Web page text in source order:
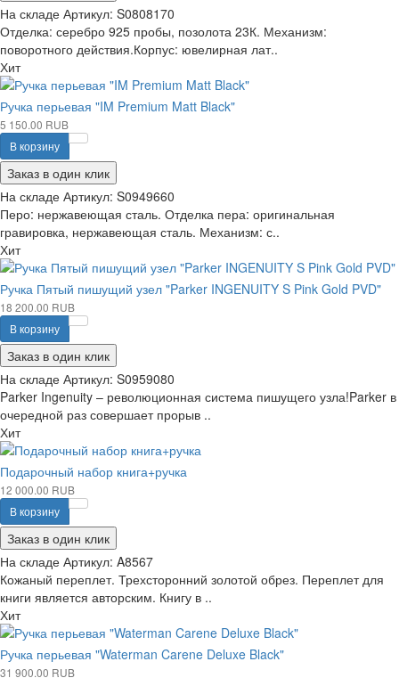
На складе Артикул: S0808170
Отделка: серебро 925 пробы, позолота 23К. Механизм:
поворотного действия.Корпус: ювелирная лат..
Хит
Ручка перьевая "IM Premium Matt Black"
5 150.00 RUB
В корзину
Заказ в один клик
На складе Артикул: S0949660
Перо: нержавеющая сталь. Отделка пера: оригинальная
гравировка, нержавеющая сталь. Механизм: с..
Хит
Ручка Пятый пишущий узел "Parker INGENUITY S Pink Gold PVD"
18 200.00 RUB
В корзину
Заказ в один клик
На складе Артикул: S0959080
Parker Ingenuity – революционная система пишущего узла!Parker в
очередной раз совершает прорыв ..
Хит
Подарочный набор книга+ручка
12 000.00 RUB
В корзину
Заказ в один клик
На складе Артикул: A8567
Кожаный переплет. Трехсторонний золотой обрез. Переплет для
книги является авторским. Книгу в ..
Хит
Ручка перьевая "Waterman Carene Deluxe Black"
31 900.00 RUB